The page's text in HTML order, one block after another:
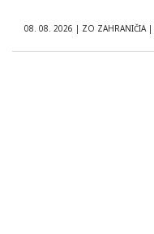
08. 08. 2026 | ZO ZAHRANIČIA |